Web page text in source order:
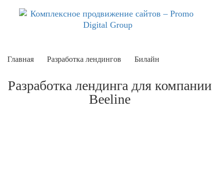
Главная Разработка лендингов Билайн
Разработка лендинга для компании
Beeline